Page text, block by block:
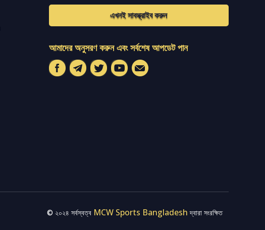
এখনই সাবস্ক্রাইব করুন
আমাদের অনুসরণ করুন এবং সর্বশেষ আপডেট পান
© ২০২৪ সর্বস্বত্ব MCW Sports Bangladesh দ্বারা সংরক্ষিত